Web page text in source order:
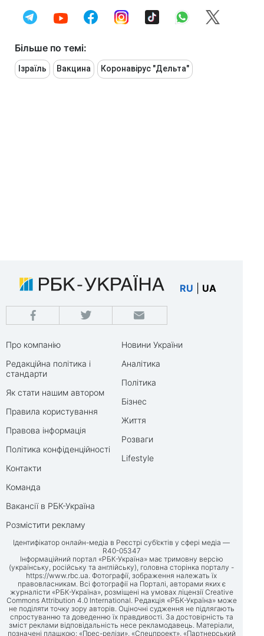
Більше по темі:
Ізраїль Вакцина Коронавірус "Дельта"
RU UA
Про компанію
Редакційна політика і
стандарти
Як стати нашим автором
Правила користування
Правова інформація
Політика конфіденційності
Контакти
Команда
Вакансії в РБК-Україна
Розмістити рекламу
Новини України
Аналітика
Політика
Бізнес
Життя
Розваги
Lifestyle
Ідентифікатор онлайн-медіа в Реєстрі суб’єктів у сфері медіа —
R40-05347
Інформаційний портал «РБК-Україна» має тримовну версію
(українську, російську та англійську), головна сторінка порталу -
https://www.rbc.ua . Фотографії, зображення належать їх
правовласникам. Всі фотографії на Порталі, авторами яких є
журналісти «РБК-Україна», розміщені на умовах ліцензії Creative
Commons Attribution 4.0 International. Редакція «РБК-Україна» може
не поділяти точку зору авторів. Оціночні судження не підлягають
спростуванню та доведенню їх правдивості. За достовірність та
зміст реклами відповідальність несе рекламодавець. Матеріали,
позначені плашкою: «Прес-релізи», «Спецпроект», «Партнерський